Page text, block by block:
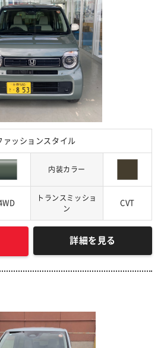
ァッションスタイル
内装カラー
トランスミッショ
ン
CVT
詳細を見る